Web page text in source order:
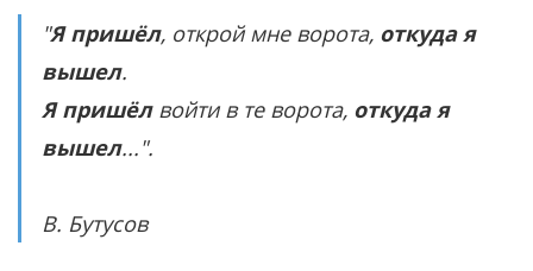
"Я пришёл, открой мне ворота, откуда я
вышел.
Я пришёлвойти в те ворота, откуда я
вышел...".
В. Бутусов